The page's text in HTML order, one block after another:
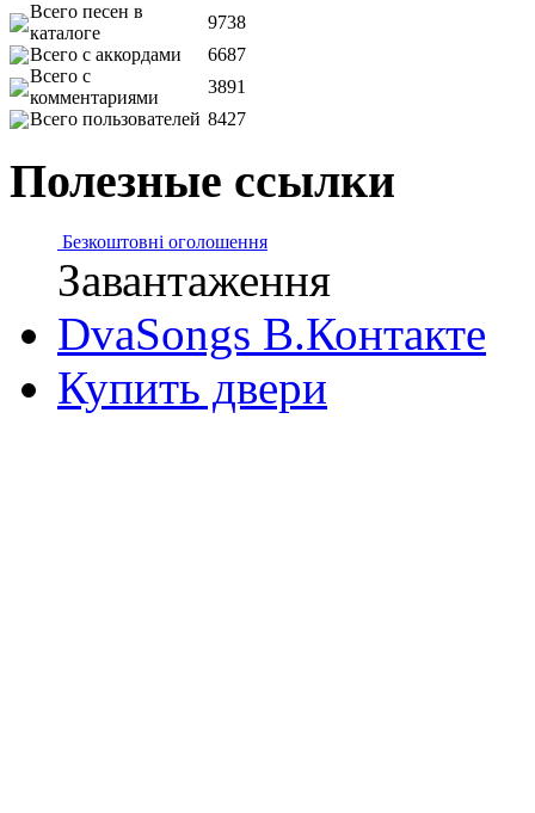
Всего песен в
каталоге
9738
Всего с аккордами
6687
Всего с
комментариями
3891
Всего пользователей 8427
Полезные ссылки
Безкоштовні оголошення
Завантаження
DvaSongs В.Контакте
Купить двери